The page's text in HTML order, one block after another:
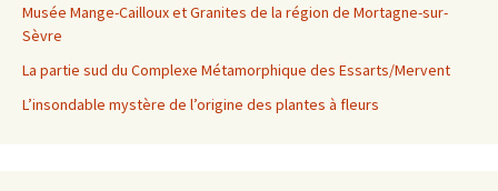
Musée Mange-Cailloux et Granites de la région de Mortagne-sur-
Sèvre
La partie sud du Complexe Métamorphique des Essarts/Mervent
L’insondable mystère de l’origine des plantes à fleurs